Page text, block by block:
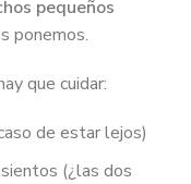
pequeños
ponemos.
que cuidar:
de estar lejos)
(¿las dos